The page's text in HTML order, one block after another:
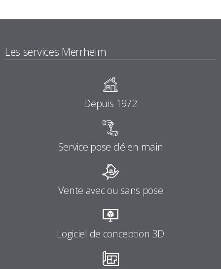
Les services Merrheim
Depuis 1972
Service pose clé en main
Vente avec ou sans pose
Logiciel de conception 3D